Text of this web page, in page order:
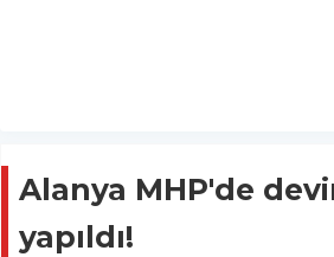
Alanya MHP'de
yapıldı!